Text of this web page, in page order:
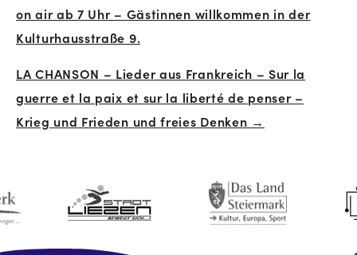
Navigation
on air ab 7 Uhr – Gästinnen willkommen in der
Kulturhausstraße 9.
LA CHANSON – Lieder aus Frankreich – Sur la
guerre et la paix et sur la liberté de penser –
Krieg und Frieden und freies Denken →